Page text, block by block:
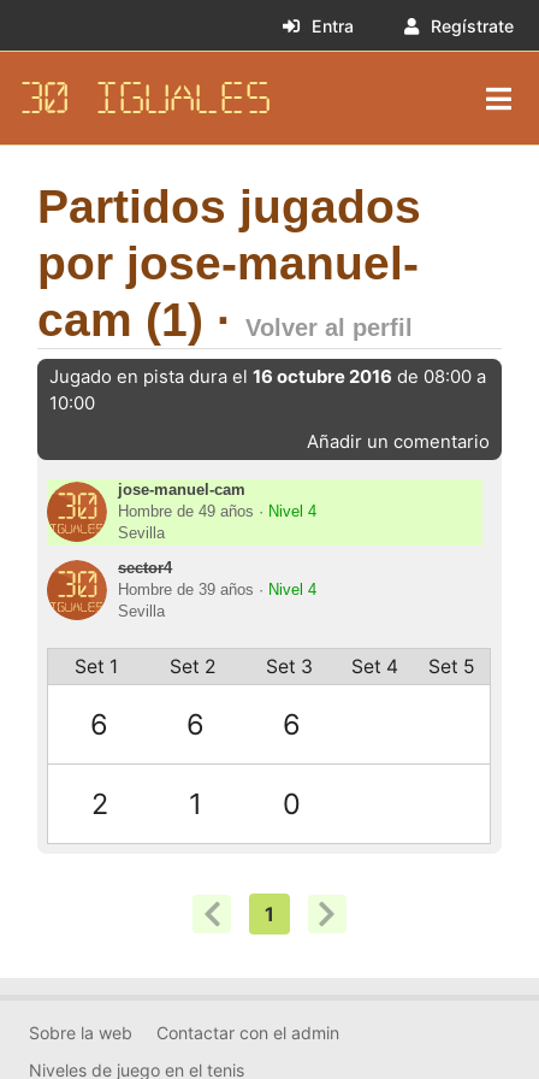
Entra Regístrate
30 IGUALES
Partidos jugados
por jose-manuel-
cam (1) ·
Volver al perfil
Jugado en pista dura el 16 octubre 2016 de 08:00 a
10:00
Añadir un comentario
jose-manuel-cam
Hombre de 49 años · Nivel 4
Sevilla
sector4
Hombre de 39 años · Nivel 4
Sevilla
Set 1 Set 2 Set 3 Set 4 Set 5
6 6 6
2 1 0
1
Sobre la web
Contactar con el admin
Niveles de juego en el tenis